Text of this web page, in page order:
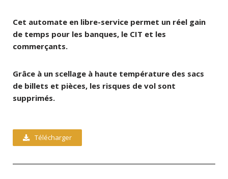
Cet automate en libre-service permet un réel gain
de temps pour les banques, le CIT et les
commerçants.
Grâce à un scellage à haute température des sacs
de billets et pièces, les risques de vol sont
supprimés.
Télécharger